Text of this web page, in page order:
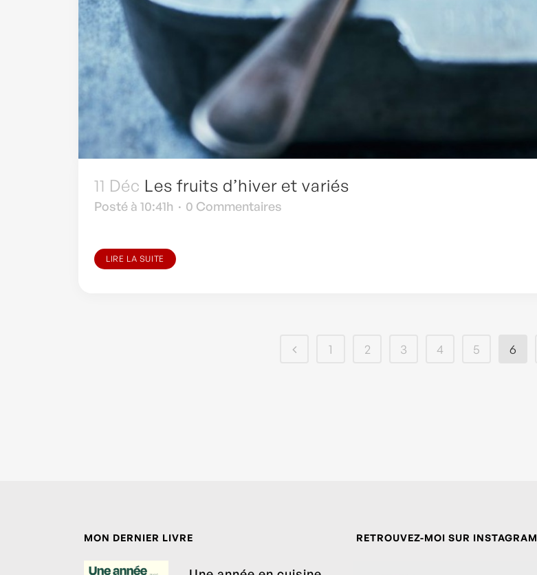
11 Déc Les fruits d’hiver et variés
Posté à 10:41h 0 Commentaires
LIRE LA SUITE
1 2 3 4 5 6
MON DERNIER LIVRE RETROUVEZ-MOI SUR INSTAGRAM